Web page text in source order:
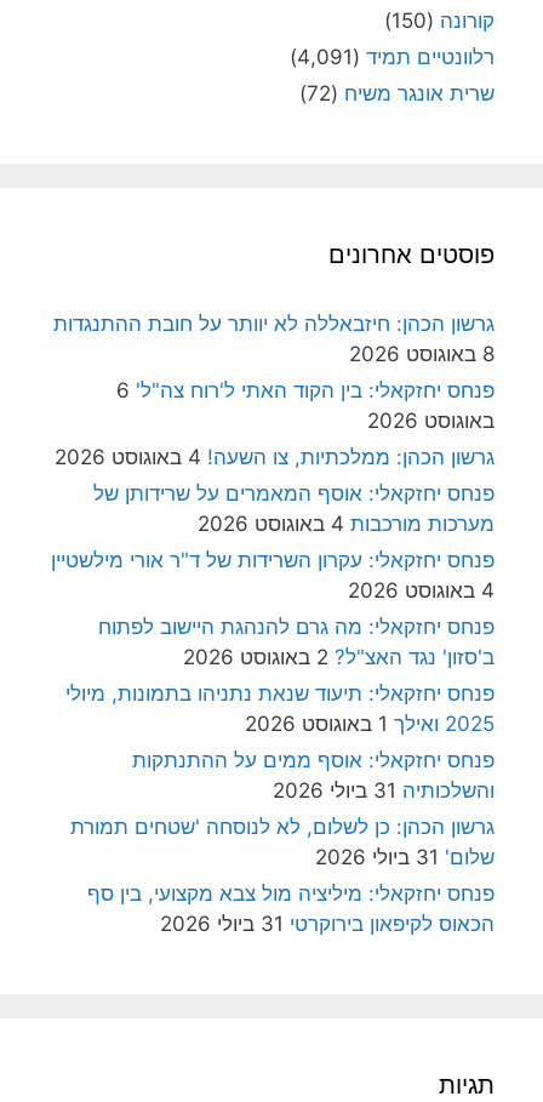
קורונה (150)
רלוונטיים תמיד (4,091)
שרית אונגר משיח (72)
פוסטים אחרונים
גרשון הכהן: חיזבאללה לא יוותר על חובת ההתנגדות
8 באוגוסט 2026
פנחס יחזקאלי: בין הקוד האתי ל'רוח צה"ל' 6
באוגוסט 2026
גרשון הכהן: ממלכתיות, צו השעה! 4 באוגוסט 2026
פנחס יחזקאלי: אוסף המאמרים על שרידותן של
מערכות מורכבות 4 באוגוסט 2026
פנחס יחזקאלי: עקרון השרידות של ד"ר אורי מילשטיין
4 באוגוסט 2026
פנחס יחזקאלי: מה גרם להנהגת היישוב לפתוח
ב'סזון' נגד האצ"ל? 2 באוגוסט 2026
פנחס יחזקאלי: תיעוד שנאת נתניהו בתמונות, מיולי
2025 ואילך
1 באוגוסט 2026
פנחס יחזקאלי: אוסף ממים על ההתנתקות
והשלכותיה 31 ביולי 2026
גרשון הכהן: כן לשלום, לא לנוסחה 'שטחים תמורת
שלום' 31 ביולי 2026
פנחס יחזקאלי: מיליציה מול צבא מקצועי, בין סף
הכאוס לקיפאון בירוקרטי 31 ביולי 2026
תגיות